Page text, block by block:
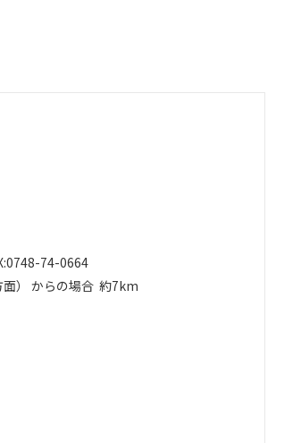
74-0664
） からの場合 約7km